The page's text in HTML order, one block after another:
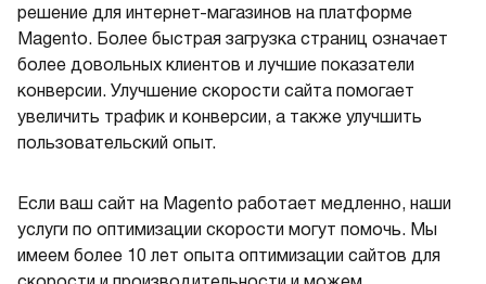
решение для интернет-магазинов на платформе
Magento. Более быстрая загрузка страниц означает
более довольных клиентов и лучшие показатели
конверсии. Улучшение скорости сайта помогает
увеличить трафик и конверсии, а также улучшить
пользовательский опыт.
Если ваш сайт на Magento работает медленно, наши
услуги по оптимизации скорости могут помочь. Мы
имеем более 10 лет опыта оптимизации сайтов для